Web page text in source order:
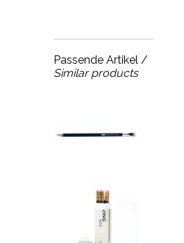
Passende Artikel /
Similar products